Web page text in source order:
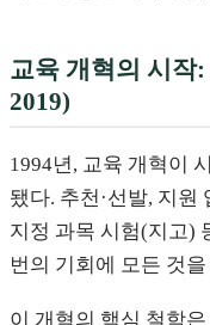
교육 개혁의 시작
2019)
1994년, 교육 개혁이
됐다. 추천·선발, 지
지정 과목 시험(지고)
번의 기회에 모든 것
이 개혁의 핵심 철학